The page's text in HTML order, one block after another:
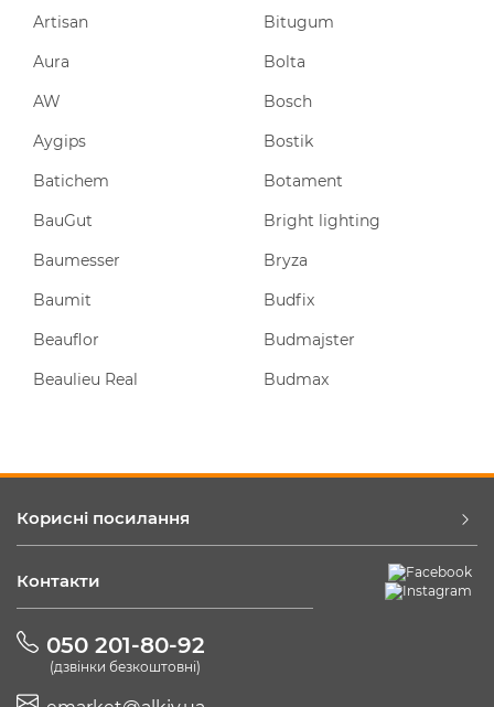
Artisan
Aura
AW
Aygips
Batichem
BauGut
Baumesser
Baumit
Beauflor
Beaulieu Real
Bitugum
Bolta
Bosch
Bostik
Botament
Bright lighting
Bryza
Budfix
Budmajster
Budmax
Корисні посилання
Контакти
050 201-80-92
(дзвінки безкоштовні)